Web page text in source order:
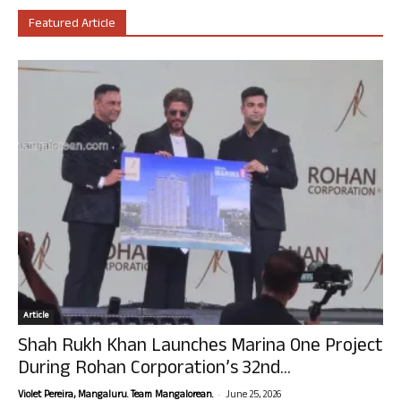
Featured Article
Article
Shah Rukh Khan Launches Marina One Project
During Rohan Corporation’s 32nd...
Violet Pereira, Mangaluru. Team Mangalorean. - June 25, 2026